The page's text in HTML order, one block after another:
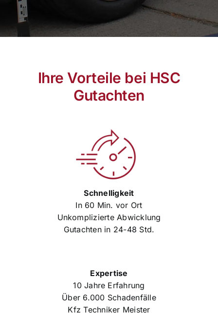
Ihre Vorteile bei HSC
Gutachten
Schnelligkeit
In 60 Min. vor Ort
Unkomplizierte Abwicklung
Gutachten in 24-48 Std.
Expertise
10 Jahre Erfahrung
Über 6.000 Schadenfälle
Kfz Techniker Meister